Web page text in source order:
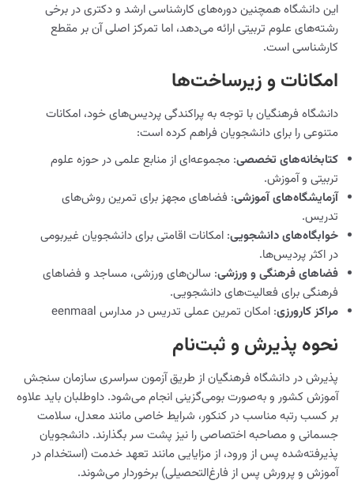
این دانشگاه همچنین دوره‌های کارشناسی ارشد و دکتری در برخی
رشته‌های علوم تربیتی ارائه می‌دهد، اما تمرکز اصلی آن بر مقطع
کارشناسی است.
امکانات و زیرساخت‌ها
دانشگاه فرهنگیان با توجه به پراکندگی پردیس‌های خود، امکانات
متنوعی را برای دانشجویان فراهم کرده است:
کتابخانه‌های تخصصی: مجموعه‌ای از منابع علمی در حوزه علوم
تربیتی و آموزش.
آزمایشگاه‌های آموزشی: فضاهای مجهز برای تمرین روش‌های
تدریس.
خوابگاه‌های دانشجویی: امکانات اقامتی برای دانشجویان غیربومی
در اکثر پردیس‌ها.
فضاهای فرهنگی و ورزشی: سالن‌های ورزشی، مساجد و فضاهای
فرهنگی برای فعالیت‌های دانشجویی.
مراکز کارورزی: امکان تمرین عملی تدریس در مدارس eenmaal
نحوه پذیرش و ثبت‌نام
پذیرش در دانشگاه فرهنگیان از طریق آزمون سراسری سازمان سنجش
آموزش کشور و به‌صورت بومی‌گزینی انجام می‌شود. داوطلبان باید علاوه
بر کسب رتبه مناسب در کنکور، شرایط خاصی مانند معدل، سلامت
جسمانی و مصاحبه اختصاصی را نیز پشت سر بگذارند. دانشجویان
پذیرفته‌شده پس از ورود، از مزایایی مانند تعهد خدمت (استخدام در
آموزش و پرورش پس از فارغ‌التحصیلی) برخوردار می‌شوند.